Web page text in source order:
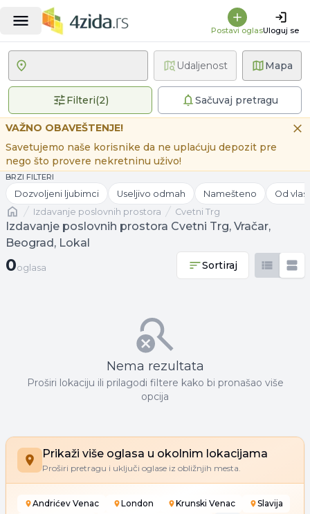
Postavi oglasUloguj se
Mapa
Filteri(2)2 primenjena filteraSačuvaj pretragu
Udaljenost
VAŽNO OBAVEŠTENJE!
Savetujemo naše korisnike da ne uplaćuju depozit pre
nego što provere nekretninu uživo!
BRZI FILTERI
Dozvoljeni ljubimci Useljivo odmah Namešteno Od
Naslovnaizdavanje poslovnih prostora Cvetni Trg
Izdavanje poslovnih prostora Cvetni Trg, Vračar,
Beograd, Lokal
0 oglasa
0oglasa Sortiraj
Nema rezultata
Proširi lokaciju ili prilagodi filtere kako bi pronašao više
opcija
Prikaži više oglasa u okolnim lokacijama
Proširi pretragu i uključi oglase iz obližnjih mesta.
Andrićev Venac London Krunski Venac
Slavija